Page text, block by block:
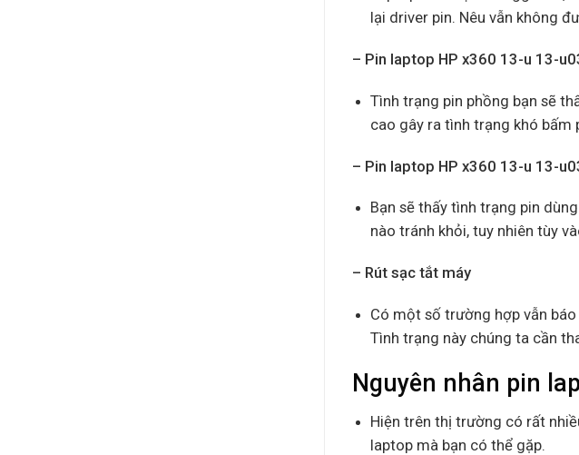
lại driver pin. Nêu vẫn không
– Pin laptop HP x360 13-u 13-
Tình trạng pin phồng bạn sẽ
cao gây ra tình trạng khó
– Pin laptop HP x360 13-u 13-
Bạn sẽ thấy tình trạng pin
nào tránh khỏi, tuy nhiên tùy
– Rút sạc tắt máy
Có một số trường hợp vẫn
Tình trạng này chúng ta cần
Nguyên nhân pin
Hiện trên thị trường có rất
laptop mà bạn có thể gặp.